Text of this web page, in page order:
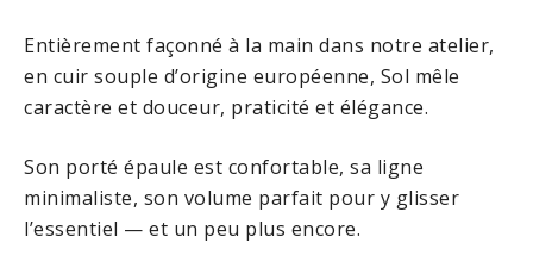
Entièrement façonné à la main dans notre atelier,
en cuir souple d’origine européenne, Sol mêle
caractère et douceur, praticité et élégance.
Son porté épaule est confortable, sa ligne
minimaliste, son volume parfait pour y glisser
l’essentiel — et un peu plus encore.